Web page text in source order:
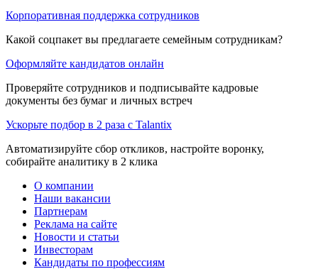
Корпоративная поддержка сотрудников
Какой соцпакет вы предлагаете семейным сотрудникам?
Оформляйте кандидатов онлайн
Проверяйте сотрудников и подписывайте кадровые
документы без бумаг и личных встреч
Ускорьте подбор в 2 раза с Talantix
Автоматизируйте сбор откликов, настройте воронку,
собирайте аналитику в 2 клика
О компании
Наши вакансии
Партнерам
Реклама на сайте
Новости и статьи
Инвесторам
Кандидаты по профессиям